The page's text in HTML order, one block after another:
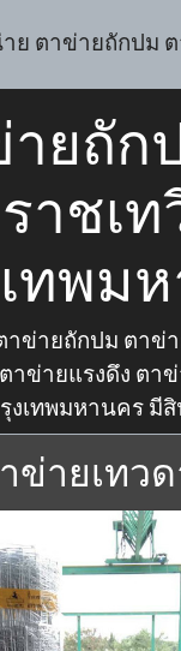
ย ตาข่ายถักปม
ยถัก
าชเท
ทพม
าข่ายถักปม ตาข่
าข่ายแรงดึง ตา
งเทพมหานคร มี
ข่ายเทว